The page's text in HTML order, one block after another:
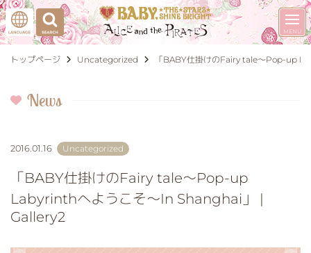
トップページ Uncategorized 「BABY仕掛けのFairy tale～Pop-up
News
2016.01.16 Uncategorized
「BABY仕掛けのFairy tale～Pop-up
Labyrinthへようこそ～In Shanghai」 |
Gallery2